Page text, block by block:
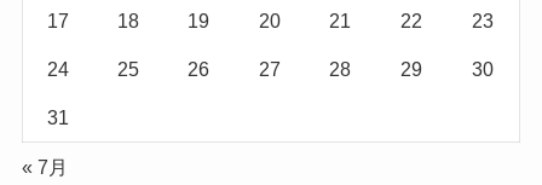
17 18 19 20 21 22 23
24 25 26 27 28 29 30
31
« 7月